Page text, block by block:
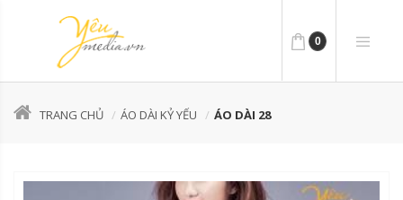
0
TRANG CHỦ ÁO DÀI KỶ YẾU ÁO DÀI 28